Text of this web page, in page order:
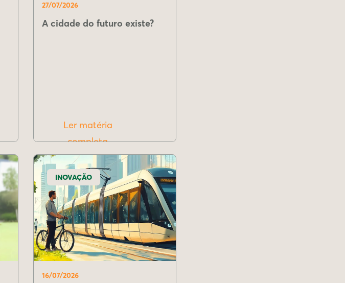
27/07/2026
A cidade do futuro existe?
Ler matéria
completa
INOVAÇÃO
16/07/2026